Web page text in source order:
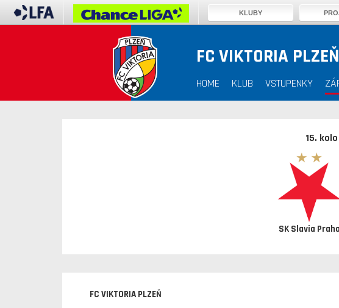
FC VIKTORIA PLZEŇ
HOME KLUB VSTUPENKY
30. 12. 1899
15. kolo
SK Slavia Praha
FC VIKTORIA PLZEŇ
KLUBY